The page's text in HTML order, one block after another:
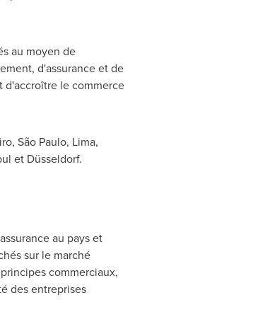
au moyen de
d'assurance et de
d'accroître le commerce
, São Paulo, Lima,
et Düsseldorf.
au pays et
sur le marché
commerciaux,
des entreprises